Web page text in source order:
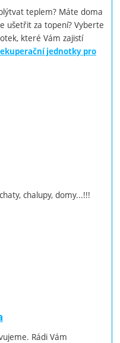
teplem? Máte doma
ušetřit za topení? Vyberte
které Vám zajistí
jednotky pro
chalupy, domy...!!!
Rádi Vám